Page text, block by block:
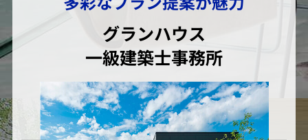
グランハウス
一級建築士事務所